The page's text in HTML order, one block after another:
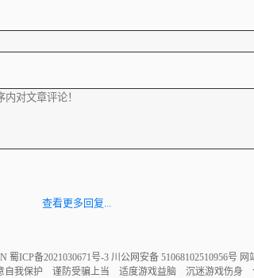
查看更多回复...
蜀ICP备2021030671号-3 川公网安备 51068102510956号 网
我保护 谨防受骗上当 适度游戏益脑 沉迷游戏伤身